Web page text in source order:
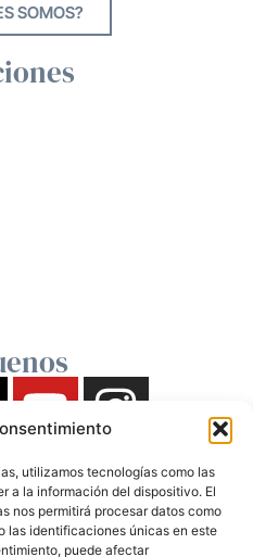
utilizamos tecnologías como las
a la información del dispositivo. El
nos permitirá procesar datos como
las identificaciones únicas en este
puede afectar
SOMOS?